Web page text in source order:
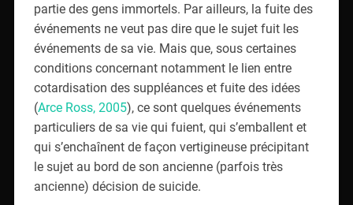
partie des gens immortels. Par ailleurs, la fuite des
événements ne veut pas dire que le sujet fuit les
événements de sa vie. Mais que, sous certaines
conditions concernant notamment le lien entre
cotardisation des suppléances et fuite des idées
(Arce Ross, 2005), ce sont quelques événements
particuliers de sa vie qui fuient, qui s’emballent et
qui s’enchaînent de façon vertigineuse précipitant
le sujet au bord de son ancienne (parfois très
ancienne) décision de suicide.